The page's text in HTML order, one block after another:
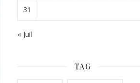
31
« Juil
TAG